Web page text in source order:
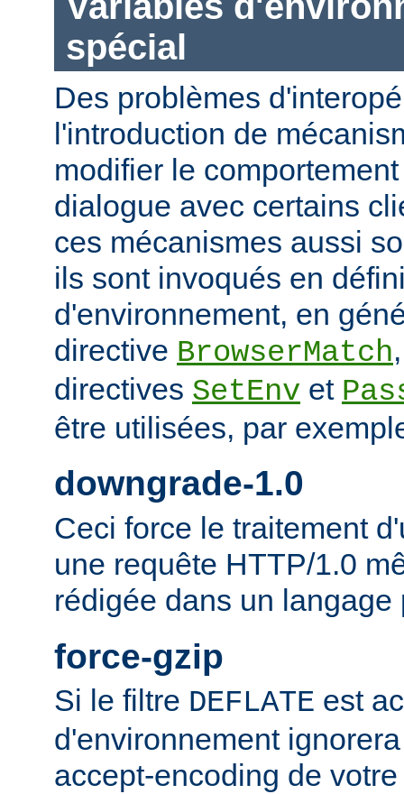
spécial
Des problèmes
l'introduction de
modifier le
dialogue avec certains
ces mécanismes aussi
ils sont invoqués en
d'environnement, en
directive BrowserMatch
directives SetEnv et
être utilisées, par
downgrade-1.0
Ceci force le traitement
une requête HTTP/1.0
rédigée dans un langage
force-gzip
Si le filtre DEFLATE est
d'environnement
accept-encoding de